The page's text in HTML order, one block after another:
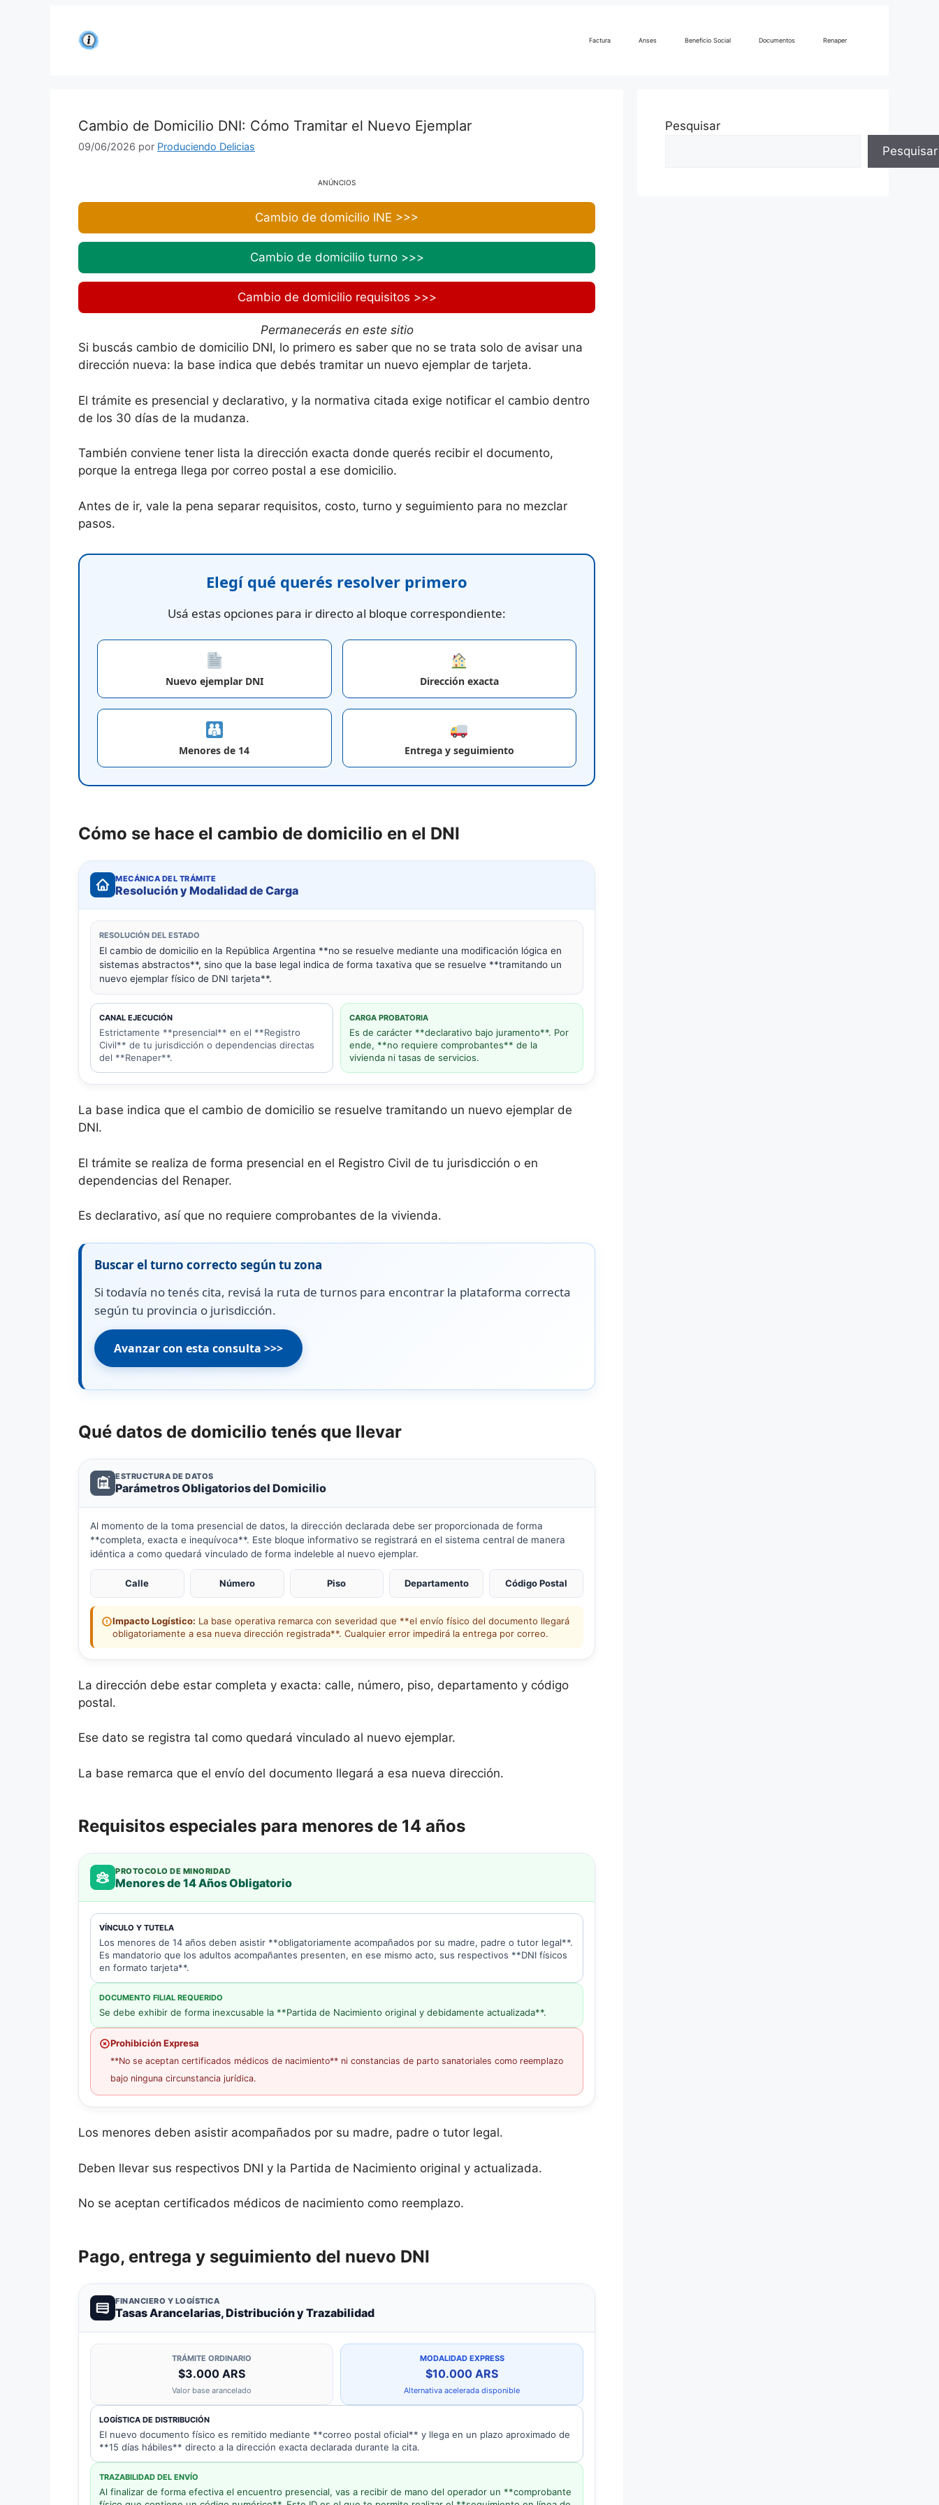
Factura Anses Beneficio Social Documentos Renaper
Cambio de Domicilio DNI: Cómo Tramitar el Nuevo Ejemplar
09/06/2026 por Produciendo Delicias
ANÚNCIOS
Cambio de domicilio INE >>>
Cambio de domicilio turno >>>
Cambio de domicilio requisitos >>>
Permanecerás en este sitio
Si buscás cambio de domicilio DNI, lo primero es saber que no se trata solo de avisar una
dirección nueva: la base indica que debés tramitar un nuevo ejemplar de tarjeta.
El trámite es presencial y declarativo, y la normativa citada exige notificar el cambio dentro
de los 30 días de la mudanza.
También conviene tener lista la dirección exacta donde querés recibir el documento,
porque la entrega llega por correo postal a ese domicilio.
Antes de ir, vale la pena separar requisitos, costo, turno y seguimiento para no mezclar
pasos.
Elegí qué querés resolver primero
Usá estas opciones para ir directo al bloque correspondiente:
Nuevo ejemplar DNI Dirección exacta
Menores de 14 Entrega y seguimiento
Cómo se hace el cambio de domicilio en el DNI
MECÁNICA DEL TRÁMITE
Resolución y Modalidad de Carga
RESOLUCIÓN DEL ESTADO
El cambio de domicilio en la República Argentina **no se resuelve mediante una modificación lógica en
sistemas abstractos**, sino que la base legal indica de forma taxativa que se resuelve **tramitando un
nuevo ejemplar físico de DNI tarjeta**.
CANAL EJECUCIÓN
Estrictamente **presencial** en el **Registro
Civil** de tu jurisdicción o dependencias directas
del **Renaper**.
CARGA PROBATORIA
Es de carácter **declarativo bajo juramento**. Por
ende, **no requiere comprobantes** de la
vivienda ni tasas de servicios.
La base indica que el cambio de domicilio se resuelve tramitando un nuevo ejemplar de
DNI.
El trámite se realiza de forma presencial en el Registro Civil de tu jurisdicción o en
dependencias del Renaper.
Es declarativo, así que no requiere comprobantes de la vivienda.
Buscar el turno correcto según tu zona
Si todavía no tenés cita, revisá la ruta de turnos para encontrar la plataforma correcta
según tu provincia o jurisdicción.
Avanzar con esta consulta >>>
Qué datos de domicilio tenés que llevar
ESTRUCTURA DE DATOS
Parámetros Obligatorios del Domicilio
Al momento de la toma presencial de datos, la dirección declarada debe ser proporcionada de forma
**completa, exacta e inequívoca**. Este bloque informativo se registrará en el sistema central de manera
idéntica a como quedará vinculado de forma indeleble al nuevo ejemplar.
Calle Número Piso Departamento Código Postal
Impacto Logístico: La base operativa remarca con severidad que **el envío físico del documento llegará
obligatoriamente a esa nueva dirección registrada**. Cualquier error impedirá la entrega por correo.
La dirección debe estar completa y exacta: calle, número, piso, departamento y código
postal.
Ese dato se registra tal como quedará vinculado al nuevo ejemplar.
La base remarca que el envío del documento llegará a esa nueva dirección.
Requisitos especiales para menores de 14 años
PROTOCOLO DE MINORIDAD
Menores de 14 Años Obligatorio
VÍNCULO Y TUTELA
Los menores de 14 años deben asistir **obligatoriamente acompañados por su madre, padre o tutor legal**.
Es mandatorio que los adultos acompañantes presenten, en ese mismo acto, sus respectivos **DNI físicos
en formato tarjeta**.
DOCUMENTO FILIAL REQUERIDO
Se debe exhibir de forma inexcusable la **Partida de Nacimiento original y debidamente actualizada**.
Prohibición Expresa
**No se aceptan certificados médicos de nacimiento** ni constancias de parto sanatoriales como reemplazo
bajo ninguna circunstancia jurídica.
Los menores deben asistir acompañados por su madre, padre o tutor legal.
Deben llevar sus respectivos DNI y la Partida de Nacimiento original y actualizada.
No se aceptan certificados médicos de nacimiento como reemplazo.
Pago, entrega y seguimiento del nuevo DNI
FINANCIERO Y LOGÍSTICA
Tasas Arancelarias, Distribución y Trazabilidad
TRÁMITE ORDINARIO
$3.000 ARS
Valor base arancelado
MODALIDAD EXPRESS
$10.000 ARS
Alternativa acelerada disponible
LOGÍSTICA DE DISTRIBUCIÓN
El nuevo documento físico es remitido mediante **correo postal oficial** y llega en un plazo aproximado de
**15 días hábiles** directo a la dirección exacta declarada durante la cita.
TRAZABILIDAD DEL ENVÍO
Al finalizar de forma efectiva el encuentro presencial, vas a recibir de mano del operador un **comprobante
Pesquisar
Pesquisar